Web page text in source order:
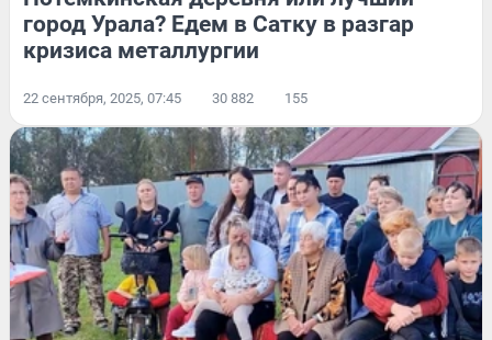
город Урала? Едем в Сатку в разгар
кризиса металлургии
22 сентября, 2025, 07:45 30 882 155